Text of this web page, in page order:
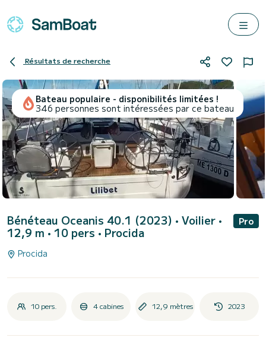
Résultats de recherche
Bateau populaire - disponibilités limitées !
346 personnes sont intéressées par ce bateau
Bénéteau Oceanis 40.1 (2023) • Voilier •
12,9 m • 10 pers • Procida
Pro
Procida
10 pers. 4 cabines 12,9 mètres 2023